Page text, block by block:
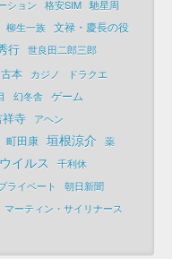
ション 格安SIM 馳星周
柳生一族 文禄・慶長の役
行 世良田二郎三郎
古本 カジノ
ドラクエ
幻冬舎 ゲーム
寺
アヘン
町田康 垣根涼介 薬
イルス
千利休
ライベート
朝日新聞
マーティン・サイリナース